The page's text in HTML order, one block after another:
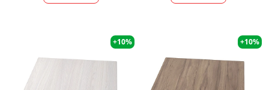
+10% +10%